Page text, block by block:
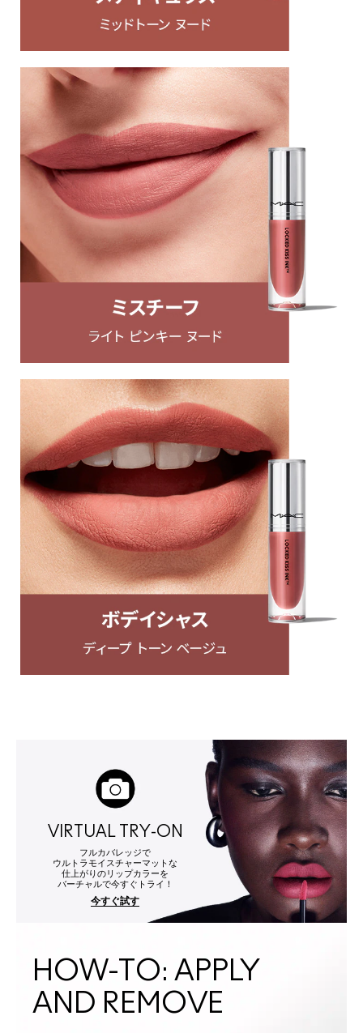
VIRTUAL TRY-ON
フルカバレッジで
ウルトラモイスチャーマットな
仕上がりのリップカラーを
バーチャルで今すぐトライ！
今すぐ試す
HOW-TO: APPLY
AND REMOVE